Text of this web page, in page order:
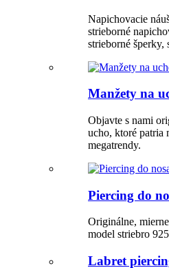
Napichovacie
strieborné
strieborné šperky,
Manžety na
Objavte s nami
ucho, ktoré patria
megatrendy.
Piercing do
Originálne,
model striebro
Labret